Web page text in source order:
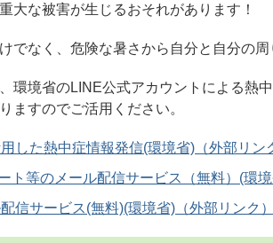
大な被害が生じるおそれがあります！
でなく、危険な暑さから自分と自分の周
環境省のLINE公式アカウントによる熱
ますのでご活用ください。
した熱中症情報発信(環境省)
ト等のメール配信サービス（無料）(環
信サービス(無料)(環境省)